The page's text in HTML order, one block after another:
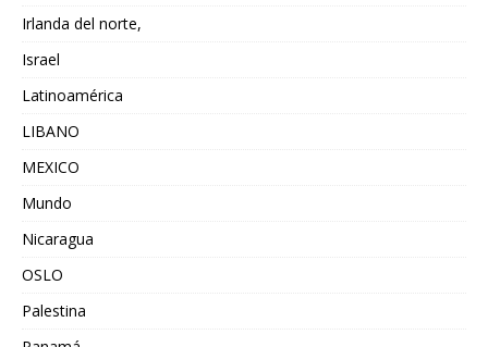
Irlanda del norte,
Israel
Latinoamérica
LIBANO
MEXICO
Mundo
Nicaragua
OSLO
Palestina